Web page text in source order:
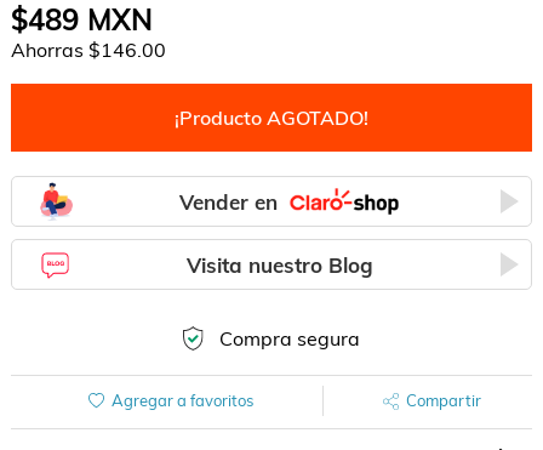
$489MXN
Ahorras $146.00
¡Producto AGOTADO!
Vender en
Visita nuestro Blog
Compra segura
Agregar a favoritos Compartir